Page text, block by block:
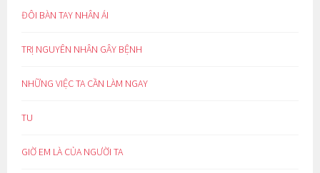
ĐÔI BÀN TAY NHÂN ÁI
TRỊ NGUYÊN NHÂN GÂY BỆNH
NHỮNG VIỆC TA CẦN LÀM NGAY
TU
GIỜ EM LÀ CỦA NGƯỜI TA